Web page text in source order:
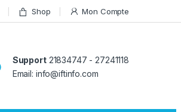
Shop Mon Compte
Support21834747 - 27241118
Email: info@iftinfo.com